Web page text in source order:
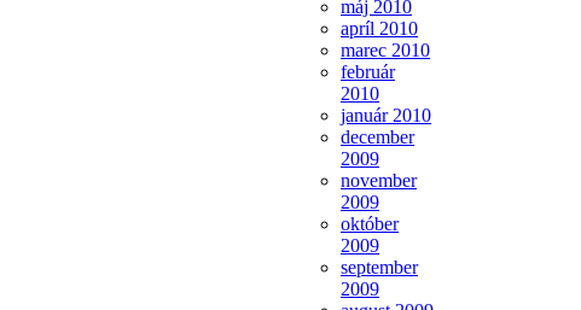
máj 2010
apríl 2010
marec 2010
február
2010
január 2010
december
2009
november
2009
október
2009
september
2009